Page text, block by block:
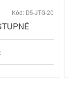
Kód: D5-JTG-20